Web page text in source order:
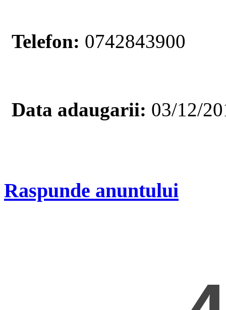
Telefon: 0742843900
Data adaugarii: 03/12/
Raspunde anuntului